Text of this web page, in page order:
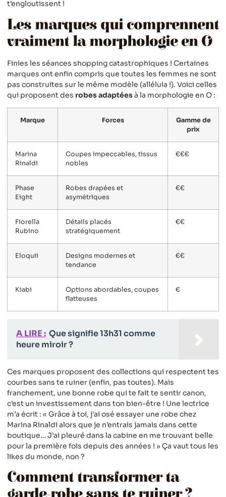
t’engloutissent !
Les marques qui comprennent
vraiment la morphologie en O
Finies les séances shopping catastrophiques ! Certaines
marques ont enfin compris que toutes les femmes ne sont
pas construites sur le même modèle (alléluia !). Voici celles
qui proposent des robes adaptéesà la morphologie en O :
Marque Forces
Gamme de
prix
Marina
Rinaldi
Coupes impeccables, tissus
nobles
€€€
Phase
Eight
Robes drapées et
asymétriques
€€
Fiorella
Rubino
Détails placés
stratégiquement
€€
Eloquii
Designs modernes et
tendance
€€
Kiabi
Options abordables, coupes
flatteuses
€
A LIRE : Que signifie 13h31 comme
heure miroir ?
Ces marques proposent des collections qui respectent tes
courbes sans te ruiner (enfin, pas toutes). Mais
franchement, une bonne robe qui te fait te sentir canon,
c’est un investissement dans ton bien-être ! Une lectrice
m’a écrit : « Grâce à toi, j’ai osé essayer une robe chez
Marina Rinaldi alors que je n’entrais jamais dans cette
boutique… J’ai pleuré dans la cabine en me trouvant belle
pour la première fois depuis des années ! » Ça vaut tous les
likes du monde, non ?
Comment transformer ta